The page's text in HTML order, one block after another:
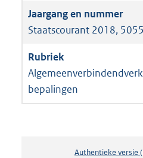
Staatscourant 2018,
bepalingen
Authentieke versie